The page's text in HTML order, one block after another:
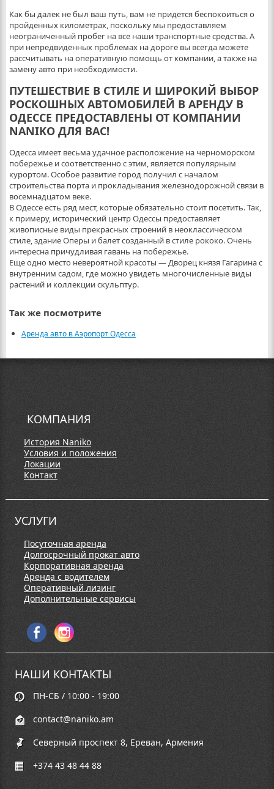
Как бы далек не был ваш путь, вам не придется беспокоиться о
пройденных километрах, поскольку мы предоставляем
неограниченный пробег на все наши транспортные средства. А
при непредвиденных проблемах на дороге вы всегда можете
рассчитывать на оперативную помощь от компании, а также на
замену авто при необходимости.
ПУТЕШЕСТВИЕ В СТИЛЕ И ШИРОКИЙ ВЫБОР
РОСКОШНЫХ АВТОМОБИЛЕЙ В АРЕНДУ В
ОДЕССЕ ПРЕДОСТАВЛЕНЫ ОТ КОМПАНИИ
NANIKO ДЛЯ ВАС!
Одесса имеет весьма удачное расположение на черноморском
побережье и соответственно с этим, является популярным
курортом. Особое развитие город получил с началом
строительства порта и прокладывания железнодорожной связи в
восемнадцатом веке.
В Одессе есть ряд мест, которые обязательно стоит посетить. Так,
к примеру, исторический центр Одессы предоставляет
живописные виды прекрасных строений в неоклассическом
стиле, здание Оперы и балет созданный в стиле рококо. Очень
интересна причудливая гавань на побережье.
Еще одно место невероятной красоты — Дворец князя Гагарина с
внутренним садом, где можно увидеть многочисленные виды
растений и коллекции скульптур.
Так же посмотрите
Аренда авто в Аэропорт Одесса
КОМПАНИЯ
История Naniko
Условия и положения
Локации
Контакт
УСЛУГИ
Посуточная аренда
Долгосрочный прокат авто
Корпоративная аренда
Аренда с водителем
Оперативный лизинг
Дополнительные сервисы
НАШИ КОНТАКТЫ
ПН-СБ / 10:00 - 19:00
contact@naniko.am
Северный проспект 8, Ереван, Армения
+374 43 48 44 88